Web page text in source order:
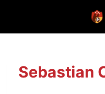
Sebastian